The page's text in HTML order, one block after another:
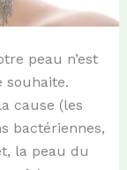
peau n’est
souhaite.
cause (les
bactériennes,
la peau du